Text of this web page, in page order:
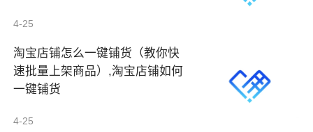
4-25
淘宝店铺怎么一键铺货（教你快
速批量上架商品）,淘宝店铺如何
一键铺货
4-25